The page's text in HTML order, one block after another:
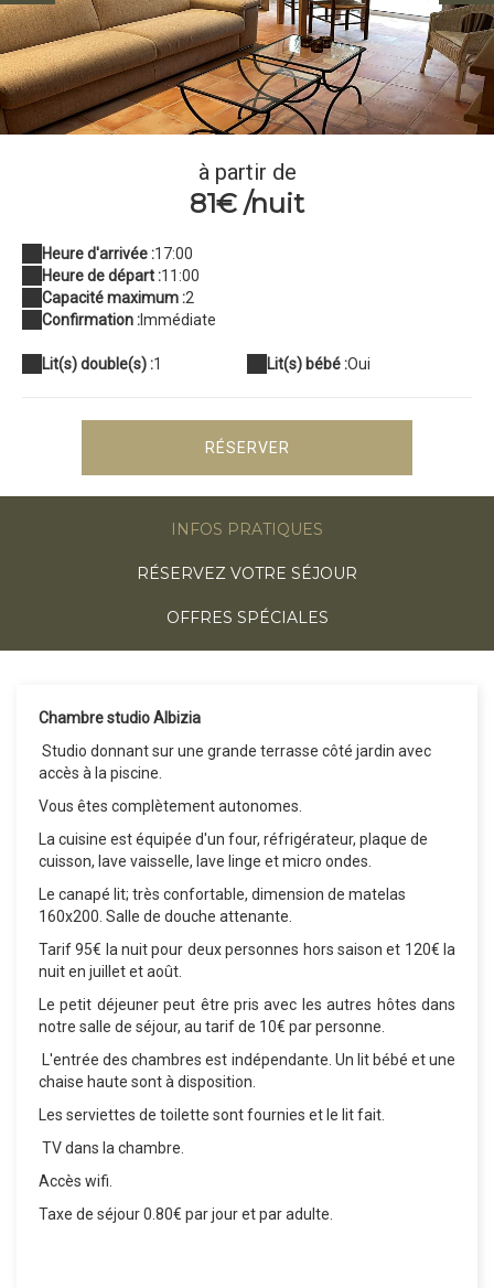
IMG_6456
à partir de
81€ /nuit
Heure d'arrivée :17:00
Heure de départ :11:00
Capacité maximum :2
Confirmation :Immédiate
Lit(s) double(s) :1 Lit(s) bébé :Oui
RÉSERVER
INFOS PRATIQUES
RÉSERVEZ VOTRE SÉJOUR
OFFRES SPÉCIALES
Chambre studio Albizia
Studio donnant sur une grande terrasse côté jardin avec
accès à la piscine.
Vous êtes complètement autonomes.
La cuisine est équipée d'un four, réfrigérateur, plaque de
cuisson, lave vaisselle, lave linge et micro ondes.
Le canapé lit; très confortable, dimension de matelas
160x200. Salle de douche attenante.
Tarif 95€ la nuit pour deux personnes hors saison et 120€ la
nuit en juillet et août.
Le petit déjeuner peut être pris avec les autres hôtes dans
notre salle de séjour, au tarif de 10€ par personne.
L'entrée des chambres est indépendante. Un lit bébé et une
chaise haute sont à disposition.
Les serviettes de toilette sont fournies et le lit fait.
TV dans la chambre.
Accès wifi.
Taxe de séjour 0.80€ par jour et par adulte.